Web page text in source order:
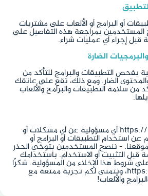
أو البرامج أو الألعاب على مشتريات
بمراجعة هذه التفاصيل على
قبل إجراء أي عمليات شراء.
بفحص التطبيقات والبرامج للتأكد من
الضار. ومع ذلك، تقع على عاتقك
من سلامة التطبيقات والبرامج والألعاب
- لا يتحمل https://up2z.com أي مسؤولية عن أي مشكلات أو
عن استخدام التطبيقات أو البرامج أو
موقعنا. - ننصح المستخدمين بتوخي الحذر
قبل التثبيت أو الاستخدام. باستخدامك
شروط هذا الإخلاء من المسؤولية. شكرًا
لزيارتكم https://up2z.com، ونتمنى لكم تجربة ممتعة مع
والألعاب!